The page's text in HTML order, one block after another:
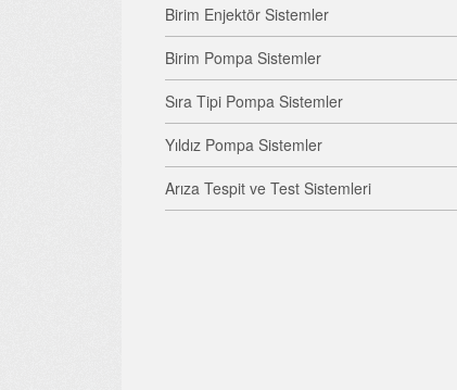
Birim Enjektör Sistemler
Birim Pompa Sistemler
Sıra Tipi Pompa Sistemler
Yıldız Pompa Sistemler
Arıza Tespit ve Test Sistemleri